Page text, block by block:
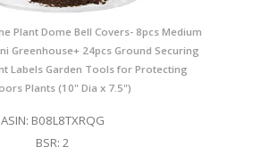
Plant Dome Bell Covers- 8pcs Medium
Greenhouse+ 24pcs Ground Securing
Labels Garden Tools for Protecting
Plants (10" Dia x 7.5")
ASIN: B08L8TXRQG
BSR: 2